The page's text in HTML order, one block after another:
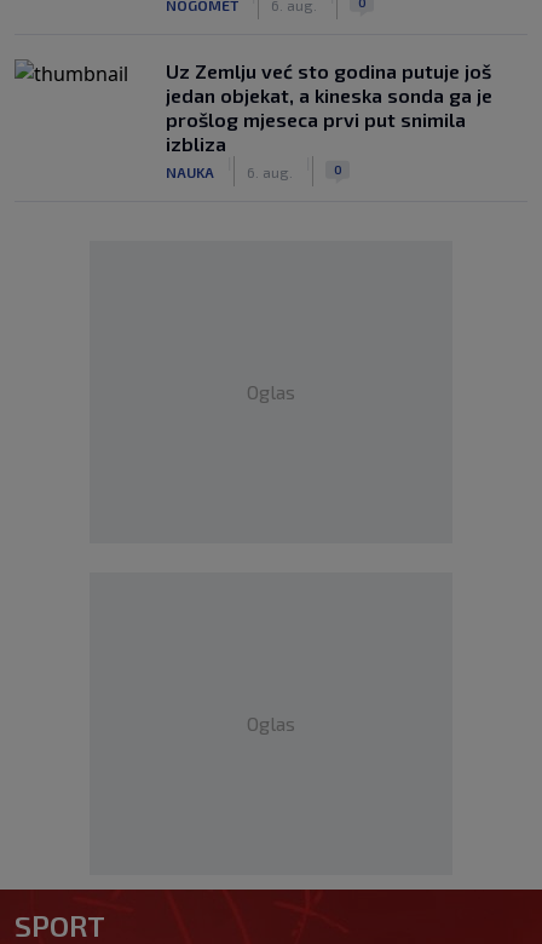
NOGOMET 6. aug.
Uz Zemlju već sto godina putuje još
jedan objekat, a kineska sonda ga je
prošlog mjeseca prvi put snimila
izbliza
NAUKA 6. aug. 0
Oglas
Oglas
SPORT